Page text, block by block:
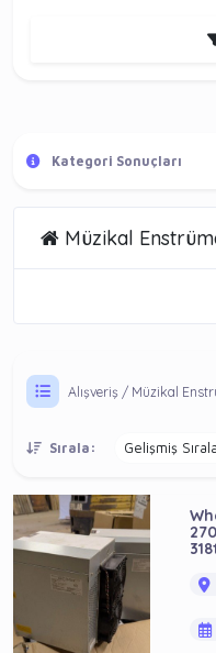
Kategori Sonuçları
Müzikal
Alışveriş Müzikal
Sırala: